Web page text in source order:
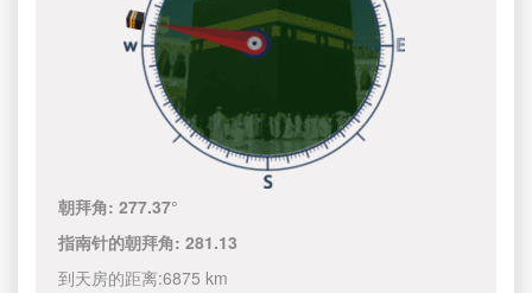
朝拜角:277.37°
指南针的朝拜角:281.13
到天房的距离:6875 km